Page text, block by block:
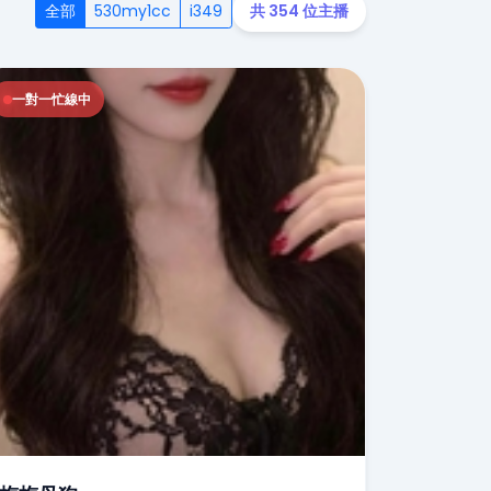
全部 530my1cc i349 共 354 位主播
一對一忙線中